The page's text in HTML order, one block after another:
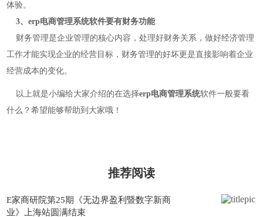
体验。
3、erp电商管理系统软件要有财务功能
财务管理是企业管理的核心内容，处理好财务关系，做好经济管理
工作才能实现企业的经营目标，财务管理的好坏更是直接影响着企业
经营成本的变化。
以上就是小编给大家介绍的在选择erp电商管理系统软件一般要看
什么？希望能够帮助到大家哦！
推荐阅读
E家商研院第25期《无边界盈利暨数字新商
业》上海站圆满结束